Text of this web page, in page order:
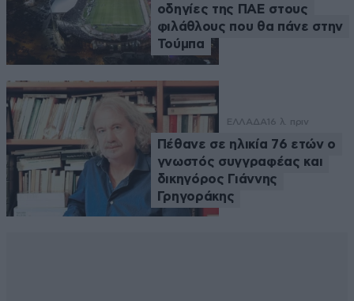
οδηγίες της ΠΑΕ στους
φιλάθλους που θα πάνε στην
Τούμπα
ΕΛΛΑΔΑ 16 λ. πριν
Πέθανε σε ηλικία 76 ετών ο
γνωστός συγγραφέας και
δικηγόρος Γιάννης
Γρηγοράκης